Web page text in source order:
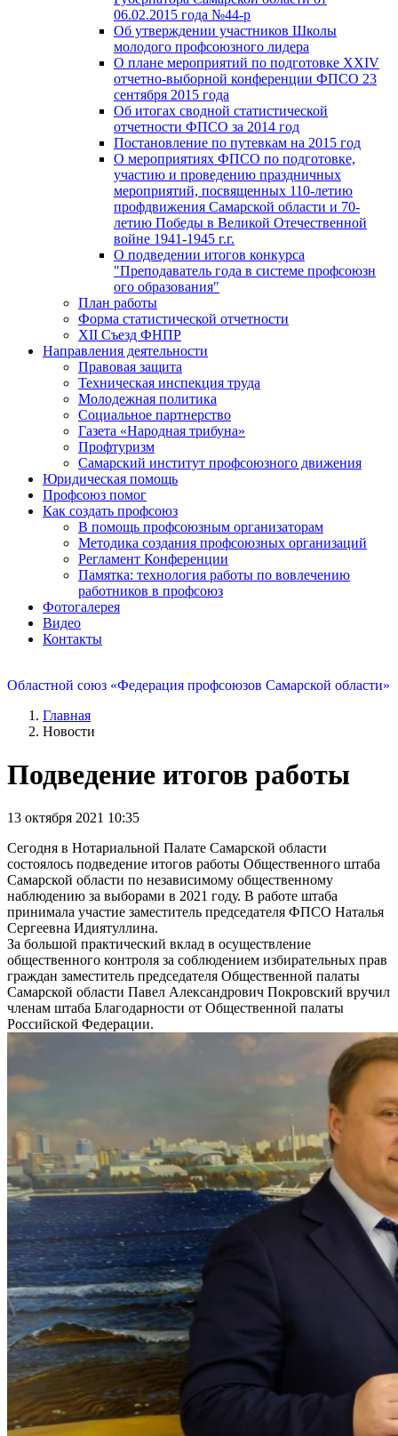
06.02.2015 года №44-р
Об утверждении участников Школы
молодого профсоюзного лидера
О плане мероприятий по подготовке XXIV
отчетно-выборной конференции ФПСО 23
сентября 2015 года
Об итогах сводной статистической
отчетности ФПСО за 2014 год
Постановление по путевкам на 2015 год
О мероприятиях ФПСО по подготовке,
участию и проведению праздничных
мероприятий, посвященных 110-летию
профдвижения Самарской области и 70-
летию Победы в Великой Отечественной
войне 1941-1945 г.г.
О подведении итогов конкурса
"Преподаватель года в системе профсоюзн
ого образования"
План работы
Форма статистической отчетности
XII Съезд ФНПР
Направления деятельности
Правовая защита
Техническая инспекция труда
Молодежная политика
Социальное партнерство
Газета «Народная трибуна»
Профтуризм
Самарский институт профсоюзного движения
Юридическая помощь
Профсоюз помог
Как создать профсоюз
В помощь профсоюзным организаторам
Методика создания профсоюзных организаций
Регламент Конференции
Памятка: технология работы по вовлечению
работников в профсоюз
Фотогалерея
Видео
Контакты
Областной союз «Федерация профсоюзов Самарской области»
Главная
Новости
Подведение итогов работы
13 октября 2021 10:35
Сегодня в Нотариальной Палате Самарской области
состоялось подведение итогов работы Общественного штаба
Самарской области по независимому общественному
наблюдению за выборами в 2021 году. В работе штаба
принимала участие заместитель председателя ФПСО Наталья
Сергеевна Идиятуллина.
За большой практический вклад в осуществление
общественного контроля за соблюдением избирательных прав
граждан заместитель председателя Общественной палаты
Самарской области Павел Александрович Покровский вручил
членам штаба Благодарности от Общественной палаты
Российской Федерации.